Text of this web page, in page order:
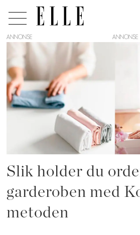
Tag:
rydding
ANNONSE
Slik holder du
garderoben med
metoden